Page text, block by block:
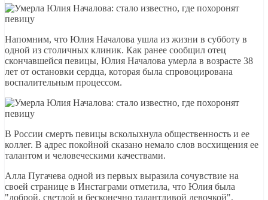
Напомним, что Юлия Началова ушла из жизни в субботу в
одной из столичных клиник. Как ранее сообщил отец
скончавшейся певицы, Юлия Началова умерла в возрасте 38
лет от остановки сердца, которая была спровоцирована
воспалительным процессом.
В России смерть певицы всколыхнула общественность и ее
коллег. В адрес покойной сказано немало слов восхищения ее
талантом и человеческими качествами.
Алла Пугачева одной из первых выразила сочувствие на
своей странице в Инстаграми отметила, что Юлия была
"доброй, светлой и бесконечно талантливой девочкой".